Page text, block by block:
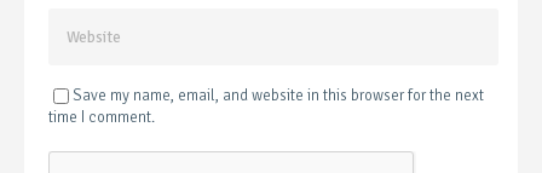
Save my name, email, and website in this browser for the next
time I comment.